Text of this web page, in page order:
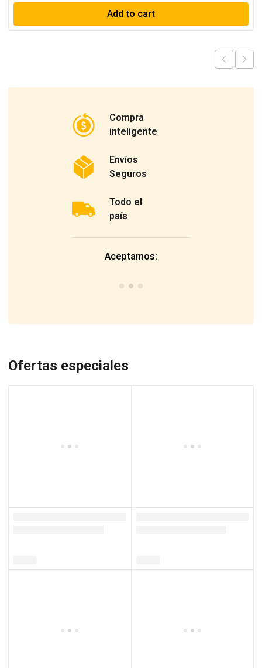
Add to cart
Compra
inteligente
Envíos
Seguros
Todo el
país
Aceptamos:
Ofertas especiales